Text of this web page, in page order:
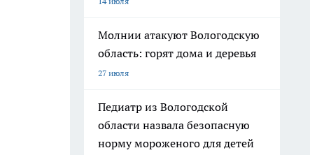
Молнии атакуют Вологодскую
область: горят дома и деревья
27 июля
Педиатр из Вологодской
области назвала безопасную
норму мороженого для детей